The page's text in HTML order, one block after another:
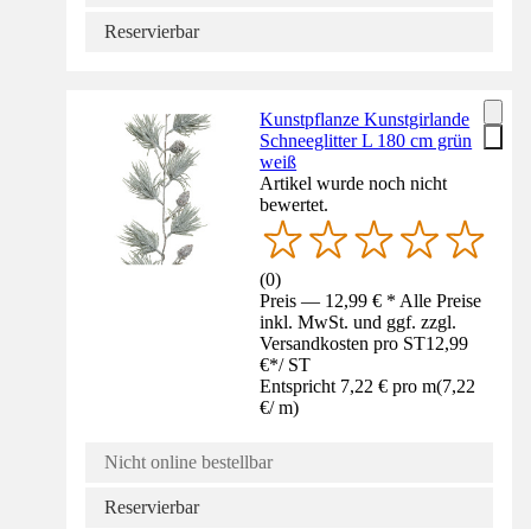
Reservierbar
Kunstpflanze Kunstgirlande
Schneeglitter L 180 cm grün
weiß
Artikel wurde noch nicht
bewertet.
(0)
Preis — 12,99 € * Alle Preise
inkl. MwSt. und ggf. zzgl.
Versandkosten pro ST12,99
€*/ ST
Entspricht 7,22 € pro m(7,22
€/ m)
Nicht online bestellbar
Reservierbar